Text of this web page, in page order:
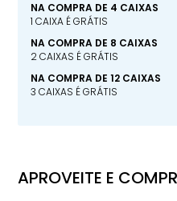
NA COMPRA DE 4 CAIXAS
1 CAIXA É GRÁTIS
NA COMPRA DE 8 CAIXAS
2 CAIXAS É GRÁTIS
NA COMPRA DE 12 CAIXAS
3 CAIXAS É GRÁTIS
APROVEITE E